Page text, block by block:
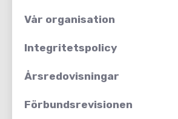
Vår organisation
Integritetspolicy
Årsredovisningar
Förbundsrevisionen